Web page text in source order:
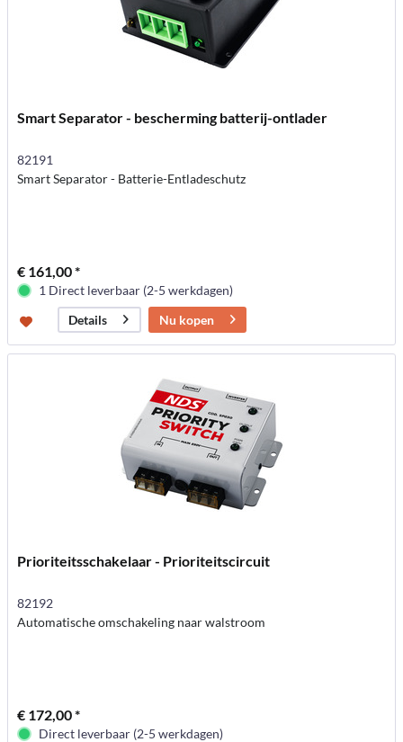
Smart Separator - bescherming batterij-ontlader
82191
Smart Separator - Batterie-Entladeschutz
€ 161,00 *
1 Direct leverbaar (2-5 werkdagen)
Details
Nu kopen
Prioriteitsschakelaar - Prioriteitscircuit
82192
Automatische omschakeling naar walstroom
€ 172,00 *
Direct leverbaar (2-5 werkdagen)